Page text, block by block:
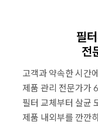
필
전
고객과 약속한 시간
제품 관리 전문가가
필터 교체부터 살균
제품 내외부를 깐깐